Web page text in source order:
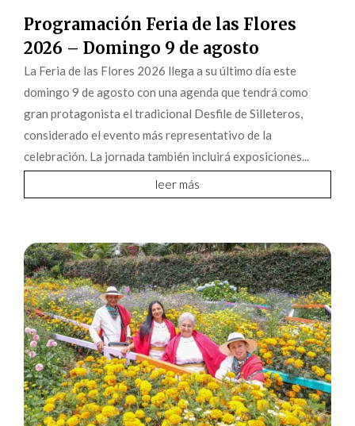
Programación Feria de las Flores
2026 – Domingo 9 de agosto
La Feria de las Flores 2026 llega a su último día este
domingo 9 de agosto con una agenda que tendrá como
gran protagonista el tradicional Desfile de Silleteros,
considerado el evento más representativo de la
celebración. La jornada también incluirá exposiciones...
leer más